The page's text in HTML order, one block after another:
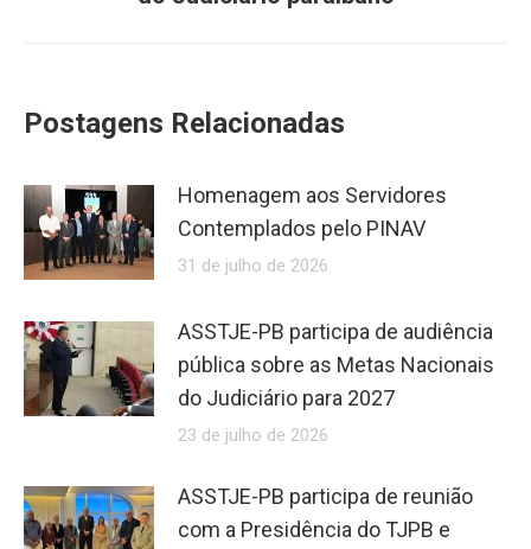
Postagens Relacionadas
Homenagem aos Servidores
Contemplados pelo PINAV
31 de julho de 2026
ASSTJE-PB participa de audiência
pública sobre as Metas Nacionais
do Judiciário para 2027
23 de julho de 2026
ASSTJE-PB participa de reunião
com a Presidência do TJPB e